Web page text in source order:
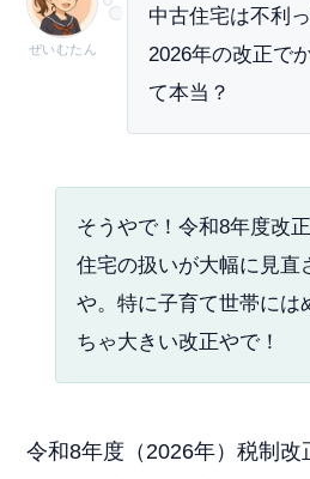
ぜいむたん
中古住宅は不利
2026年の改正で
て本当？
そうやで！令和8年度改
住宅の扱いが大幅に見直
や。特に子育て世帯には
ちゃ大きい改正やで！
令和8年度（2026年）税制改